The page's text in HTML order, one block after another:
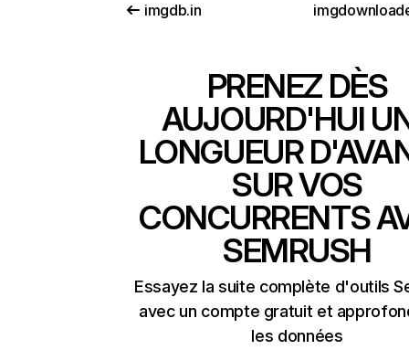
imgdb.in
PRENEZ DÈS
AUJOURD'HUI
LONGUEUR
SUR VOS
CONCURRENTS
SEMRUSH
Essayez la suite complète d'outils
avec un compte gratuit et
les données